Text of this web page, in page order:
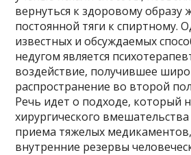
вернуться к здоровому образу
постоянной тяги к спиртному.
известных и обсуждаемых
недугом является
воздействие, получившее
распространение во второй
Речь идет о подходе, который
хирургического
приема тяжелых
внутренние резервы